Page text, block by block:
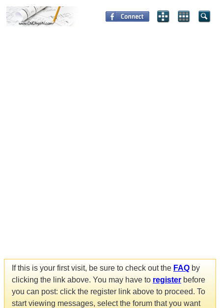
If this is your first visit, be sure to check out the FAQ by
clicking the link above. You may have to register before
you can post: click the register link above to proceed. To
start viewing messages, select the forum that you want